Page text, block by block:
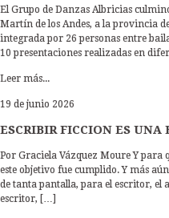
El Grupo de Danzas Albricias
Martín de los Andes, a la provincia
integrada por 26 personas entre
10 presentaciones realizadas en
Leer más...
19 de junio 2026
ESCRIBIR FICCION ES
Por Graciela Vázquez Moure Y
este objetivo fue cumplido. Y más
de tanta pantalla, para el escritor, el
escritor, […]